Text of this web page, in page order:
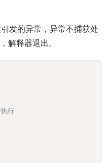
发的异常，异常不捕获处
解释器退出。
行